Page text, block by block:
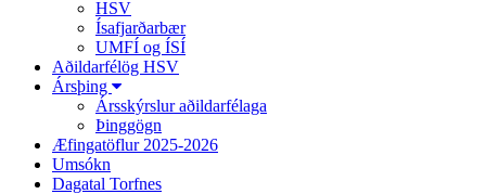
HSV
Ísafjarðarbær
UMFÍ og ÍSÍ
Aðildarfélög HSV
Ársþing
Ársskýrslur aðildarfélaga
Þinggögn
Æfingatöflur 2025-2026
Umsókn
Dagatal Torfnes